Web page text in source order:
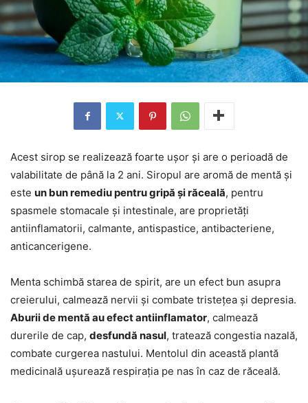
Acest sirop se realizează foarte ușor și are o perioadă de
valabilitate de până la 2 ani. Siropul are aromă de mentă și
este un bun remediu pentru gripă și răceală, pentru
spasmele stomacale și intestinale, are proprietăți
antiinflamatorii, calmante, antispastice, antibacteriene,
anticancerigene.
Menta schimbă starea de spirit, are un efect bun asupra
creierului, calmează nervii și combate tristețea și depresia.
Aburii de mentă au efect antiinflamator, calmează
durerile de cap, desfundă nasul, tratează congestia nazală,
combate curgerea nastului. Mentolul din această plantă
medicinală ușurează respirația pe nas în caz de răceală.